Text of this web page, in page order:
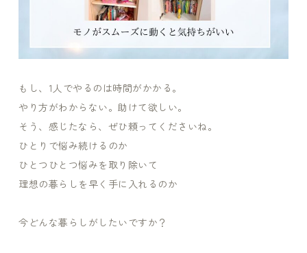
もし、1人でやるのは時間がかかる。
やり方がわからない。助けて欲しい。
そう、感じたなら、ぜひ頼ってくださいね。
ひとりで悩み続けるのか
ひとつひとつ悩みを取り除いて
理想の暮らしを早く手に入れるのか
今どんな暮らしがしたいですか？